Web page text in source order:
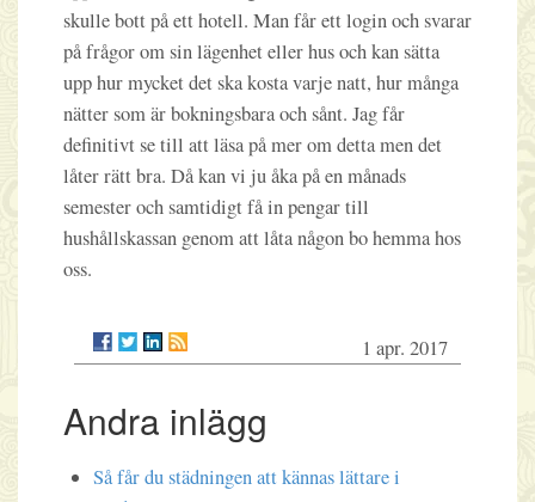
skulle bott på ett hotell. Man får ett login och svarar
på frågor om sin lägenhet eller hus och kan sätta
upp hur mycket det ska kosta varje natt, hur många
nätter som är bokningsbara och sånt. Jag får
definitivt se till att läsa på mer om detta men det
låter rätt bra. Då kan vi ju åka på en månads
semester och samtidigt få in pengar till
hushållskassan genom att låta någon bo hemma hos
oss.
1 apr. 2017
Andra inlägg
Så får du städningen att kännas lättare i